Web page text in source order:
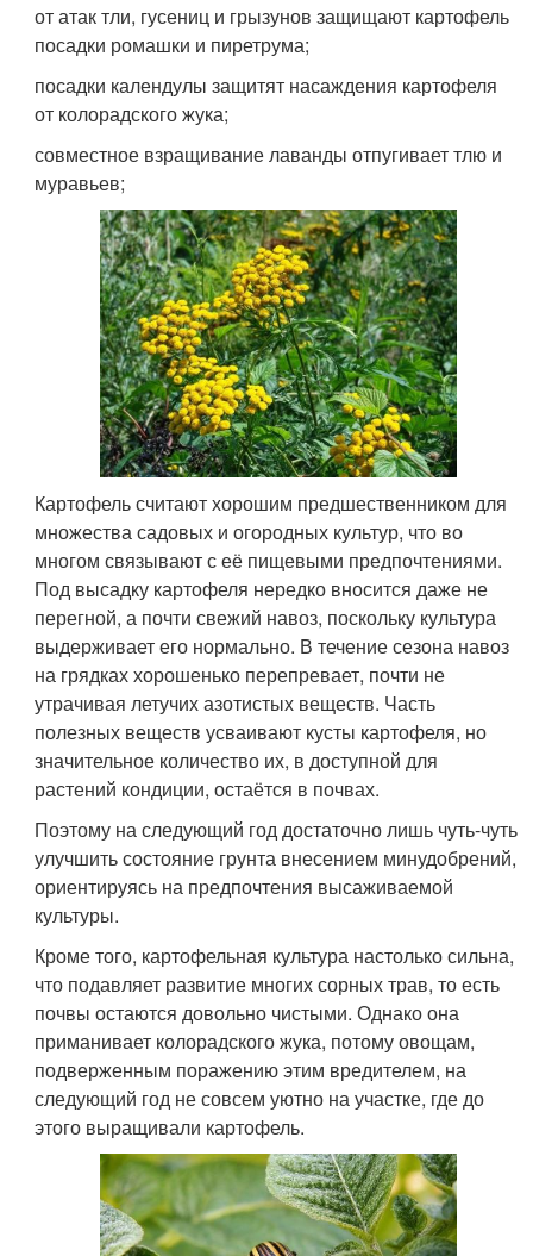
от атак тли, гусениц и грызунов защищают картофель
посадки ромашки и пиретрума;
посадки календулы защитят насаждения картофеля
от колорадского жука;
совместное взращивание лаванды отпугивает тлю и
муравьев;
Картофель считают хорошим предшественником для
множества садовых и огородных культур, что во
многом связывают с её пищевыми предпочтениями.
Под высадку картофеля нередко вносится даже не
перегной, а почти свежий навоз, поскольку культура
выдерживает его нормально. В течение сезона навоз
на грядках хорошенько перепревает, почти не
утрачивая летучих азотистых веществ. Часть
полезных веществ усваивают кусты картофеля, но
значительное количество их, в доступной для
растений кондиции, остаётся в почвах.
Поэтому на следующий год достаточно лишь чуть-чуть
улучшить состояние грунта внесением минудобрений,
ориентируясь на предпочтения высаживаемой
культуры.
Кроме того, картофельная культура настолько сильна,
что подавляет развитие многих сорных трав, то есть
почвы остаются довольно чистыми. Однако она
приманивает колорадского жука, потому овощам,
подверженным поражению этим вредителем, на
следующий год не совсем уютно на участке, где до
этого выращивали картофель.